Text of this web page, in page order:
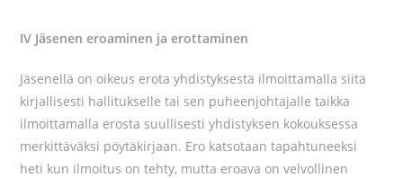
IV Jäsenen eroaminen ja erottaminen
Jäsenellä on oikeus erota yhdistyksestä ilmoittamalla siitä
kirjallisesti hallitukselle tai sen puheenjohtajalle taikka
ilmoittamalla erosta suullisesti yhdistyksen kokouksessa
merkittäväksi pöytäkirjaan. Ero katsotaan tapahtuneeksi
heti kun ilmoitus on tehty, mutta eroava on velvollinen